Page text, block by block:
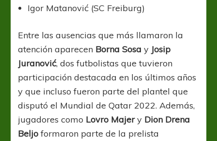
Igor Matanović (SC Freiburg)
Entre las ausencias que más llamaron la
atención aparecen Borna Sosa y Josip
Juranović, dos futbolistas que tuvieron
participación destacada en los últimos años
y que incluso fueron parte del plantel que
disputó el Mundial de Qatar 2022. Además,
jugadores como Lovro Majery Dion Drena
Beljo formaron parte de la prelista